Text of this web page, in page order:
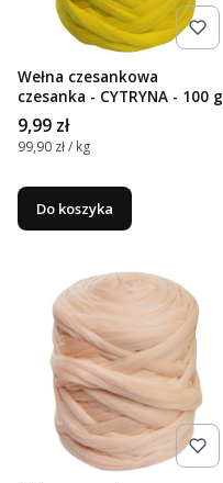
Wełna czesankowa
czesanka - CYTRYNA - 100 g
Cena
9,99 zł
Cena jednostkowa
99,90 zł / kg
Do koszyka